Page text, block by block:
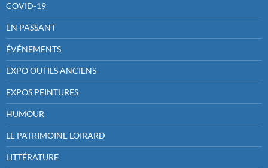
COVID-19
EN PASSANT
ÉVÉNEMENTS
EXPO OUTILS ANCIENS
EXPOS PEINTURES
HUMOUR
LE PATRIMOINE LOIRARD
LITTÉRATURE